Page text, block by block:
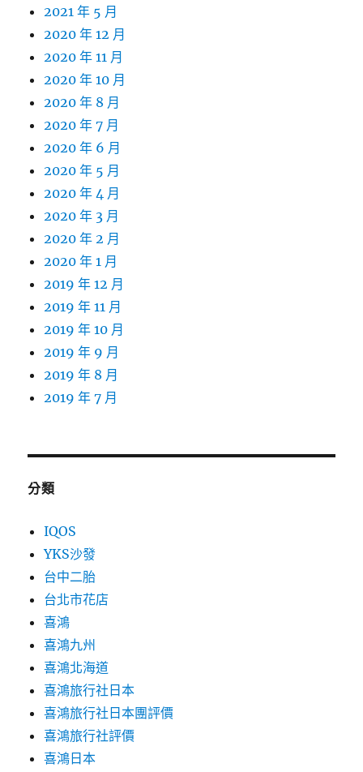
2021 年 5 月
2020 年 12 月
2020 年 11 月
2020 年 10 月
2020 年 8 月
2020 年 7 月
2020 年 6 月
2020 年 5 月
2020 年 4 月
2020 年 3 月
2020 年 2 月
2020 年 1 月
2019 年 12 月
2019 年 11 月
2019 年 10 月
2019 年 9 月
2019 年 8 月
2019 年 7 月
分類
IQOS
YKS沙發
台中二胎
台北市花店
喜鴻
喜鴻九州
喜鴻北海道
喜鴻旅行社日本
喜鴻旅行社日本團評價
喜鴻旅行社評價
喜鴻日本